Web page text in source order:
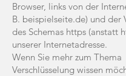
Browser, links von der
B. beispielseite.de) und der
des Schemas https (anstatt
unserer Internetadresse.
Wenn Sie mehr zum Thema
Verschlüsselung wissen